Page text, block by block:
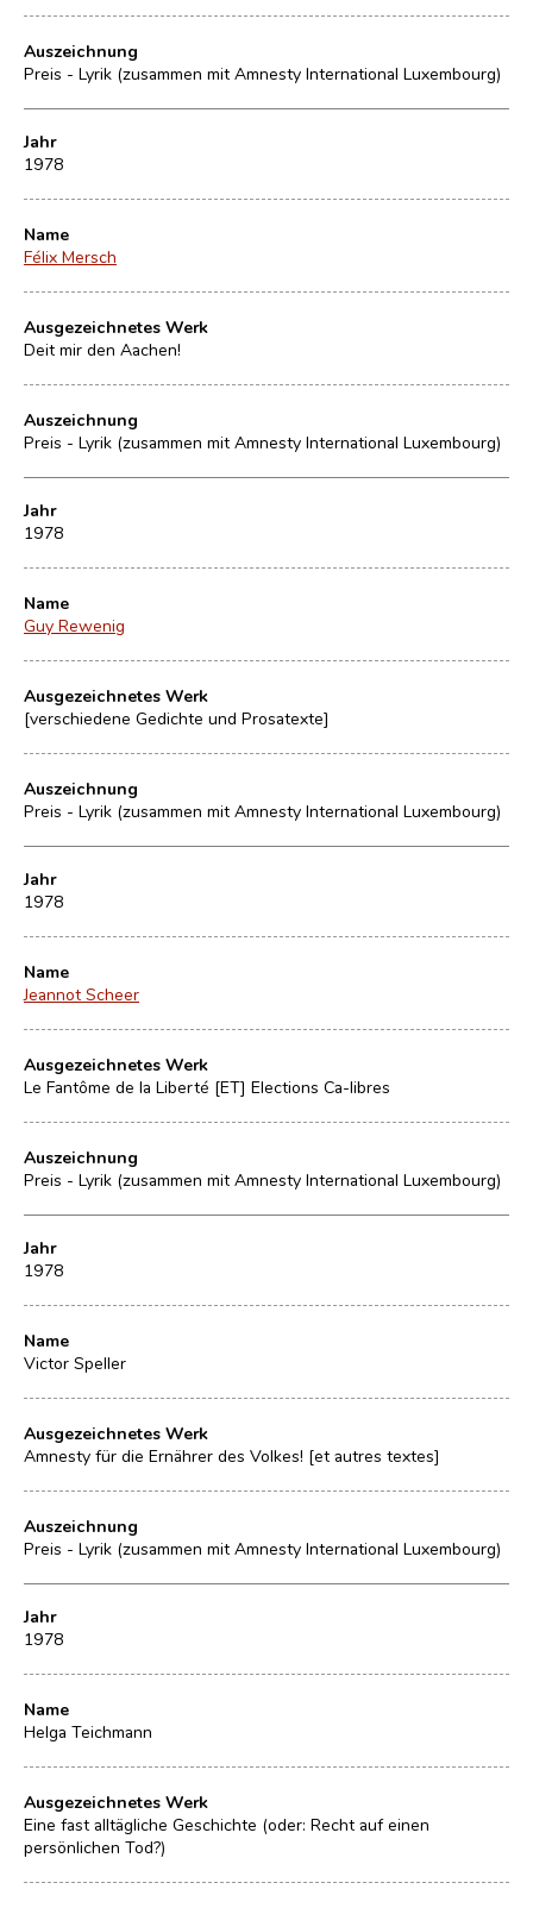
Auszeichnung
Preis - Lyrik (zusammen mit Amnesty International Luxembourg)
Jahr
1978
Name
Félix Mersch
Ausgezeichnetes Werk
Deit mir den Aachen!
Auszeichnung
Preis - Lyrik (zusammen mit Amnesty International Luxembourg)
Jahr
1978
Name
Guy Rewenig
Ausgezeichnetes Werk
[verschiedene Gedichte und Prosatexte]
Auszeichnung
Preis - Lyrik (zusammen mit Amnesty International Luxembourg)
Jahr
1978
Name
Jeannot Scheer
Ausgezeichnetes Werk
Le Fantôme de la Liberté [ET] Elections Ca-libres
Auszeichnung
Preis - Lyrik (zusammen mit Amnesty International Luxembourg)
Jahr
1978
Name
Victor Speller
Ausgezeichnetes Werk
Amnesty für die Ernährer des Volkes! [et autres textes]
Auszeichnung
Preis - Lyrik (zusammen mit Amnesty International Luxembourg)
Jahr
1978
Name
Helga Teichmann
Ausgezeichnetes Werk
Eine fast alltägliche Geschichte (oder: Recht auf einen
persönlichen Tod?)